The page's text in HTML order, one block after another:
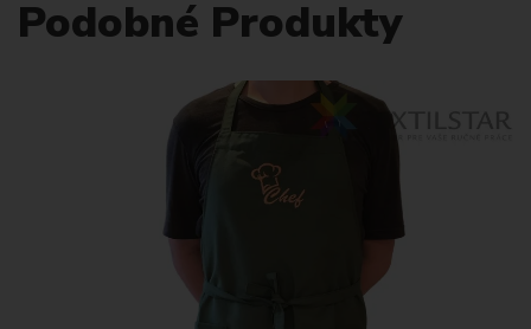
Podobné Produkty